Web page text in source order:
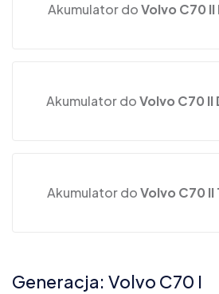
Akumulator doVolvo C70
Akumulator doVolvo C70
Akumulator doVolvo C70
Generacja: Volvo C70 I